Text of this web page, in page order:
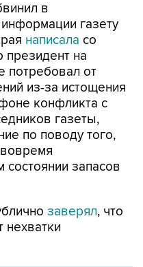
в
газету
написала со
президент на
потребовал от
из-за истощения
конфликта с
газеты,
по поводу того,
запасов
заверял, что
нехватки